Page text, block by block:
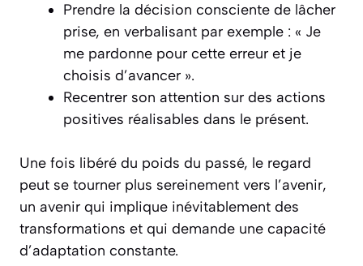
Prendre la décision consciente de lâcher
prise, en verbalisant par exemple : « Je
me pardonne pour cette erreur et je
choisis d’avancer ».
Recentrer son attention sur des actions
positives réalisables dans le présent.
Une fois libéré du poids du passé, le regard
peut se tourner plus sereinement vers l’avenir,
un avenir qui implique inévitablement des
transformations et qui demande une capacité
d’adaptation constante.